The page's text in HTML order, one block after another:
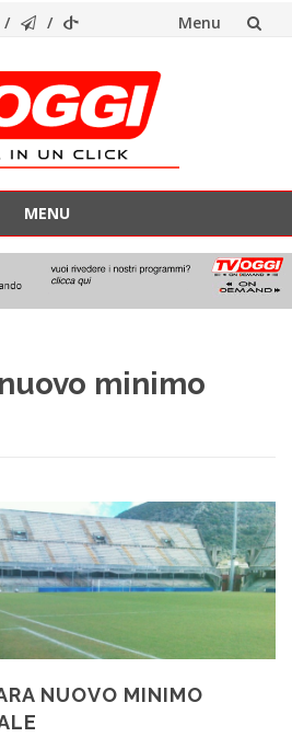
Menu
MENU
minimo
NUOVO MINIMO